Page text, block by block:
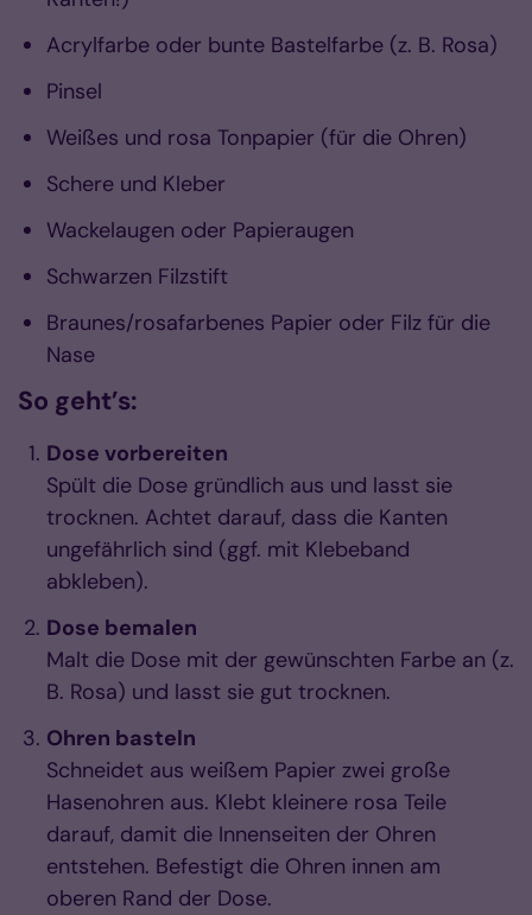
Acrylfarbe oder bunte Bastelfarbe (z. B. Rosa)
Pinsel
Weißes und rosa Tonpapier (für die Ohren)
Schere und Kleber
Wackelaugen oder Papieraugen
Schwarzen Filzstift
Braunes/rosafarbenes Papier oder Filz für die
Nase
So geht’s:
Dose vorbereiten
Spült die Dose gründlich aus und lasst sie
trocknen. Achtet darauf, dass die Kanten
ungefährlich sind (ggf. mit Klebeband
abkleben).
Dose bemalen
Malt die Dose mit der gewünschten Farbe an (z.
B. Rosa) und lasst sie gut trocknen.
Ohren basteln
Schneidet aus weißem Papier zwei große
Hasenohren aus. Klebt kleinere rosa Teile
darauf, damit die Innenseiten der Ohren
entstehen. Befestigt die Ohren innen am
oberen Rand der Dose.